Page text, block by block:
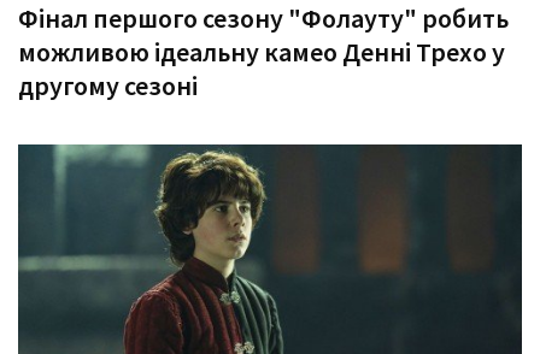
Фінал першого сезону "Фолауту" робить
можливою ідеальну камео Денні Трехо у
другому сезоні